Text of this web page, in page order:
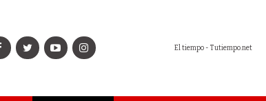
El tiempo - Tutiempo.net